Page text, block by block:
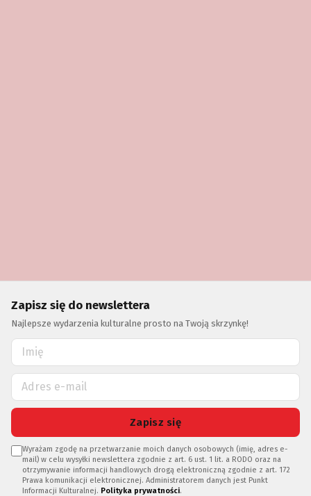
Zapisz się do newslettera
Najlepsze wydarzenia kulturalne prosto na Twoją skrzynkę!
Zapisz się
Wyrażam zgodę na przetwarzanie moich danych osobowych (imię, adres e-
mail) w celu wysyłki newslettera zgodnie z art. 6 ust. 1 lit. a RODO oraz na
otrzymywanie informacji handlowych drogą elektroniczną zgodnie z art. 172
Prawa komunikacji elektronicznej. Administratorem danych jest Punkt
Informacji Kulturalnej. Polityka prywatności.